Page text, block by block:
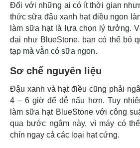
Đối với những ai có ít thời gian
thức sữa đậu xanh hạt điều ngon
làm sữa hạt là lựa chọn lý tưởng.
đại như BlueStone, bạn có thể bỏ
tạp mà vẫn có sữa ngon.
Sơ chế nguyên liệu
Đậu xanh và hạt điều cũng phải
4 – 6 giờ để dễ nấu hơn. Tuy
làm sữa hạt BlueStone với công
qua bước ngâm này, vì máy có
chín ngay cả các loại hạt cứng.